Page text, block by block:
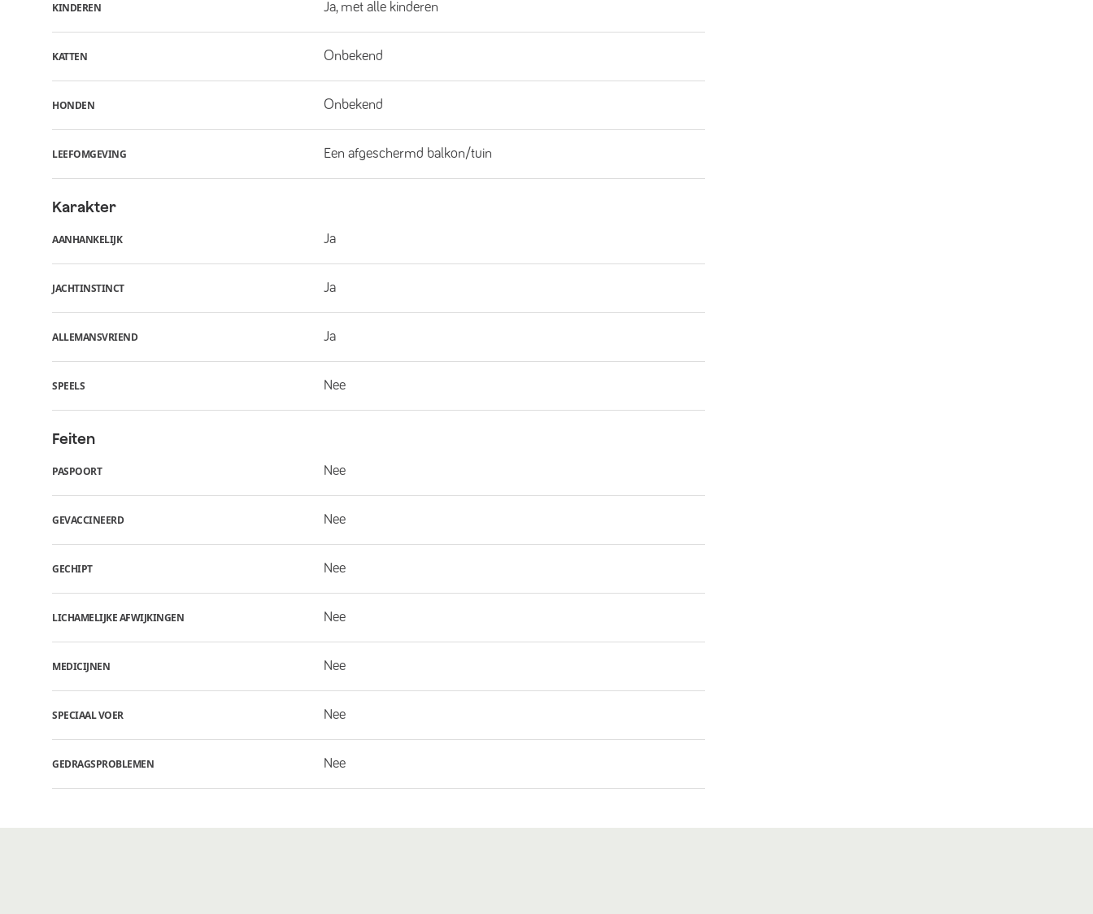
KINDEREN Ja, met alle kinderen
KATTEN Onbekend
HONDEN Onbekend
LEEFOMGEVING Een afgeschermd balkon/tuin
Karakter
AANHANKELIJK Ja
JACHTINSTINCT Ja
ALLEMANSVRIEND Ja
SPEELS Nee
Feiten
PASPOORT Nee
GEVACCINEERD Nee
GECHIPT Nee
LICHAMELIJKE AFWIJKINGEN Nee
MEDICIJNEN Nee
SPECIAAL VOER Nee
GEDRAGSPROBLEMEN Nee